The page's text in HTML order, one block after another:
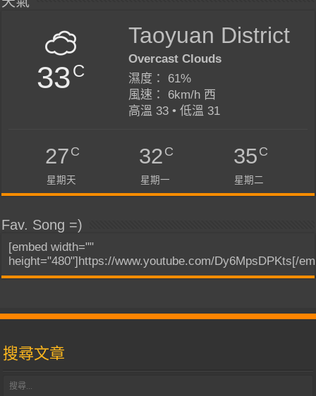
33C
Taoyuan District
Overcast Clouds
濕度： 61%
風速： 6km/h 西
高溫 33 • 低溫 31
27C
星期天
32C
星期一
35C
星期二
Fav. Song =)
[embed width=""
height="480"]https://www.youtube.com/Dy6MpsDPKts[/
搜尋文章